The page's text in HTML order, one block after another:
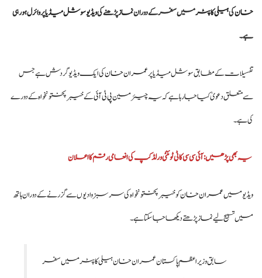
وزیراعظم شہباز شریف کا وفاقی وزارتوں اور ڈویژنز کی کارکردگی کا جامع جائزہ لینے کا
خانکیہیلی کاپٹرمیں سفر کے دوراننمازپڑھنے کیویڈیوسوشل میڈیاپروائرلہو رہی
ہے۔
تفسیلات کے مطابق سوشل میڈیا پرعمران خانکی ایک ویڈیو گردش ہے جس
سے متعلق دعویٰ کیا جارہا ہے کہ یہ چیئرمینپی ٹی آئیکے خیبر پختونخواہ کے دورے
کی ہے۔
یہ بھی پڑھیں: آئی سی سی کا ٹی ٹوئنٹی ورلڈ کپ کی انعامی رقم کا اعلان
ویڈیو میںعمران خانکو خیبر پختونخواہ کی سرسبز وادیوں سے گزرنے کے دوران ہاتھ
میں تسبیح لیےنمازپڑھتے دیکھا جا سکتا ہے۔
سابق وزیراعظم پاکستان عمران خان ہیلی کاپٹر میں سفر